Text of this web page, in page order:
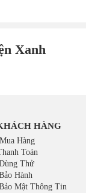
Xanh
HÀNG
Hàng
Toán
Thử
Hành
Mật Thông Tin